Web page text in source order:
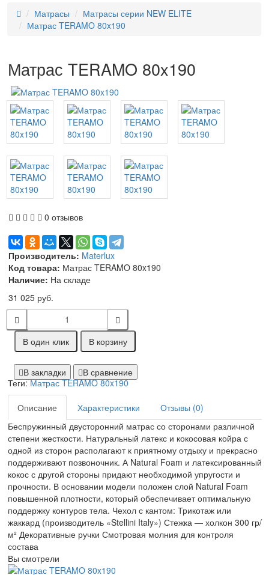
Матрасы
Матрасы серии NEW ELITE
Матрас TERAMO 80x190
Матрас TERAMO 80x190
0 отзывов
Производитель: Materlux
Код товара: Матрас TERAMO 80x190
Наличие: На складе
31 025 руб.
В один клик В корзину
В закладки
В сравнение
Теги:Матрас TERAMO 80x190
Описание Характеристики
Отзывы (0)
Беспружинный двусторонний матрас со сторонами различной
степени жесткости. Натуральный латекс и кокосовая койра с
одной из сторон располагают к приятному отдыху и прекрасно
поддерживают позвоночник. А Natural Foam и латексированный
кокос с другой стороны придают необходимой упругости и
прочности. В основании модели положен слой Natural Foam
повышенной плотности, который обеспечивает оптимальную
поддержку контуров тела. Чехол с кантом: Трикотаж или
жаккард (производитель «Stellini Italy») Стежка — холкон 300 гр/
м² Декоративные ручки Смотровая молния для контроля
состава
Вы смотрели